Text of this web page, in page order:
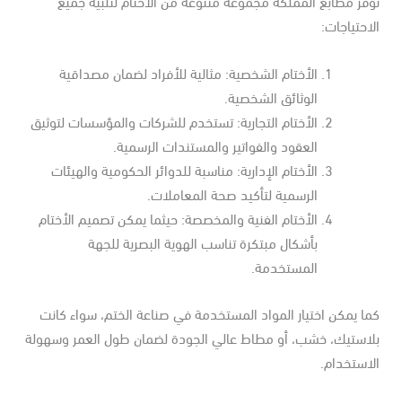
الأختام الشخصية: مثالية للأفراد لضمان مصداقية
الوثائق الشخصية.
الأختام التجارية: تستخدم للشركات والمؤسسات لتوثيق
العقود والفواتير والمستندات الرسمية.
الأختام الإدارية: مناسبة للدوائر الحكومية والهيئات
الرسمية لتأكيد صحة المعاملات.
الأختام الفنية والمخصصة: حيثما يمكن تصميم الأختام
بأشكال مبتكرة تناسب الهوية البصرية للجهة
المستخدمة.
يمكن اختيار المواد المستخدمة في صناعة الختم، سواء كانت
خشب، أو مطاط عالي الجودة لضمان طول العمر وسهولة